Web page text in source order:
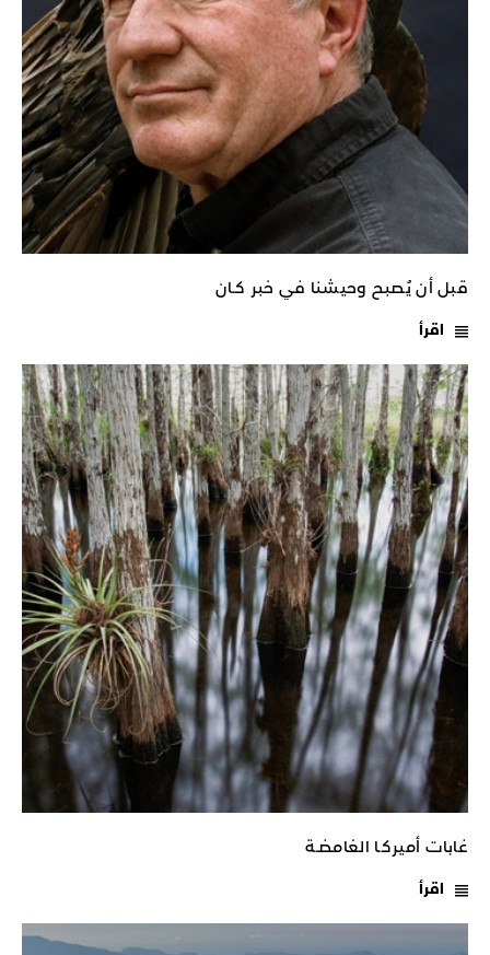
قبل أن يُصبح وحيشنا في خبر كـان
اقرأ
غابات أميركـا الغامضـة
اقرأ